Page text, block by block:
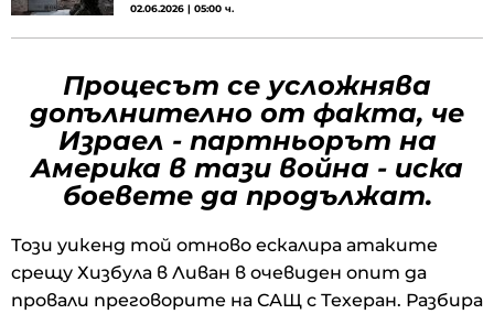
02.06.2026 | 05:00 ч.
Процесът се усложнява
допълнително от факта, че
Израел - партньорът на
Америка в тази война - иска
боевете да продължат.
Този уикенд той отново ескалира атаките
срещу Хизбула в Ливан в очевиден опит да
провали преговорите на САЩ с Техеран. Разбира